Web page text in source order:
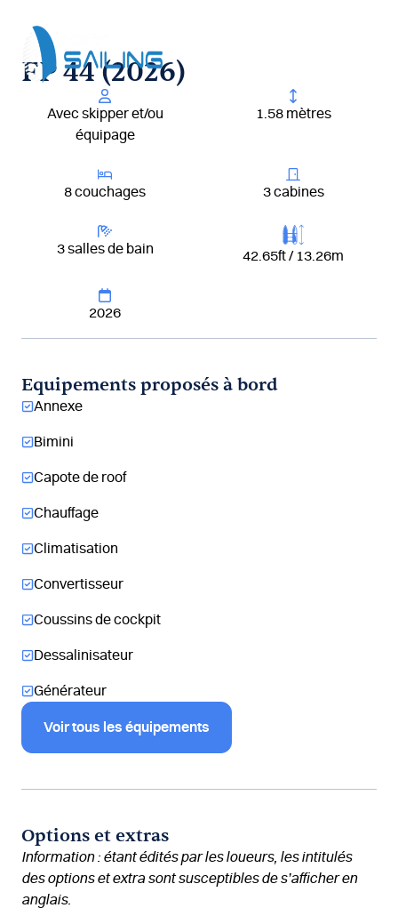
contenu
FP 44 (2026)
Avec skipper et/ou
équipage
1.58 mètres
8 couchages 3 cabines
3 salles de bain 42.65ft / 13.26m
2026
Equipements proposés à bord
Annexe
Bimini
Capote de roof
Chauffage
Climatisation
Convertisseur
Coussins de cockpit
Dessalinisateur
Générateur
Voir tous les équipements
Options et extras
Information : étant édités par les loueurs, les intitulés
des options et extra sont susceptibles de s’afficher en
anglais.